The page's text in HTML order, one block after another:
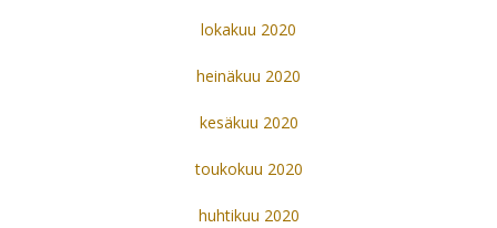
lokakuu 2020
heinäkuu 2020
kesäkuu 2020
toukokuu 2020
huhtikuu 2020